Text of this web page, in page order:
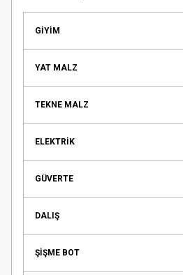
GİYİM
YAT MALZ
TEKNE MALZ
ELEKTRİK
GÜVERTE
DALIŞ
ŞİŞME BOT